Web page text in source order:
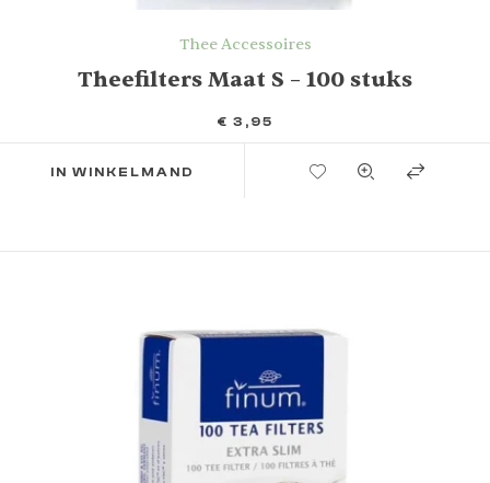
Thee Accessoires
Theefilters Maat S – 100 stuks
€ 3,95
IN WINKELMAND